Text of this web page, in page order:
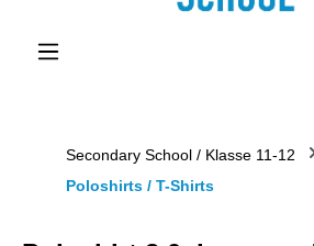
Secondary School / Klasse 11-12
Poloshirts / T-Shirts